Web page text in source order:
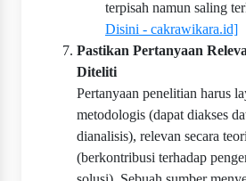
terpisah namun saling
Disini - cakrawikara.id]
Pastikan Pertanyaan
Diteliti
Pertanyaan penelitian harus
metodologis (dapat diakses
dianalisis), relevan secara
(berkontribusi terhadap